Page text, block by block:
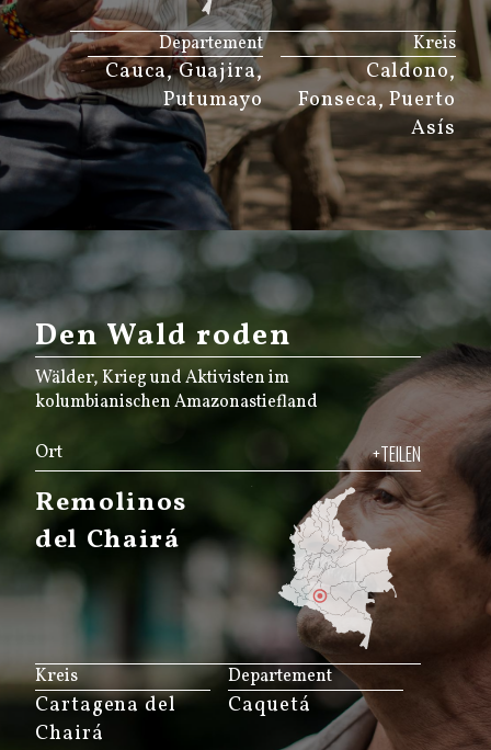
JS map by amCharts
Kreis
Caldono,
Fonseca, Puerto
Asís
Departement
Cauca, Guajira,
Putumayo
Den Wald roden
Wälder, Krieg und Aktivisten im
kolumbianischen Amazonastiefland
Ort +TEILEN
Remolinos
del Chairá
JS map by amCharts
Kreis
Cartagena del
Chairá
Departement
Caquetá